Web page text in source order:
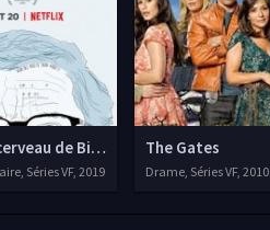
de Bill Gates
Séries VF, 2019
The Gates
Drame, Séries VF, 2010